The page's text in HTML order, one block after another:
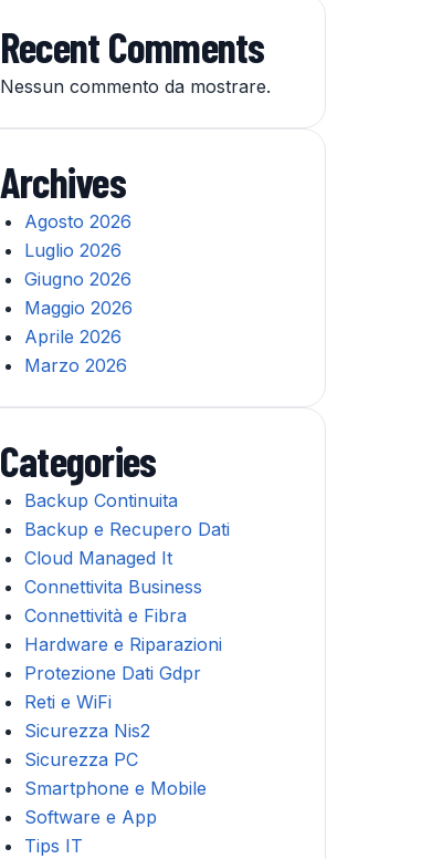
Recent Comments
Nessun commento da mostrare.
Archives
Agosto 2026
Luglio 2026
Giugno 2026
Maggio 2026
Aprile 2026
Marzo 2026
Categories
Backup Continuita
Backup e Recupero Dati
Cloud Managed It
Connettivita Business
Connettività e Fibra
Hardware e Riparazioni
Protezione Dati Gdpr
Reti e WiFi
Sicurezza Nis2
Sicurezza PC
Smartphone e Mobile
Software e App
Tips IT